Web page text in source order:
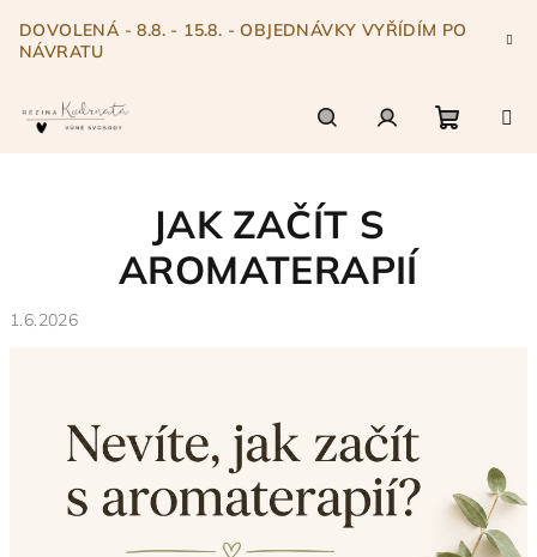
obsah
DOVOLENÁ - 8.8. - 15.8. - OBJEDNÁVKY VYŘÍDÍM PO
NÁVRATU
JAK ZAČÍT S
AROMATERAPIÍ
1.6.2026